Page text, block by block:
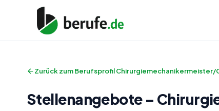
Zurück zum BerufsprofilChirurgiemechanikermeister/
Stellenangebote–